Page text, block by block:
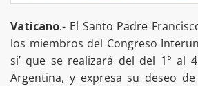
Vaticano.- El Santo Padre
los miembros del Congreso
si’ que se realizará del del 1° al
Argentina, y expresa su deseo